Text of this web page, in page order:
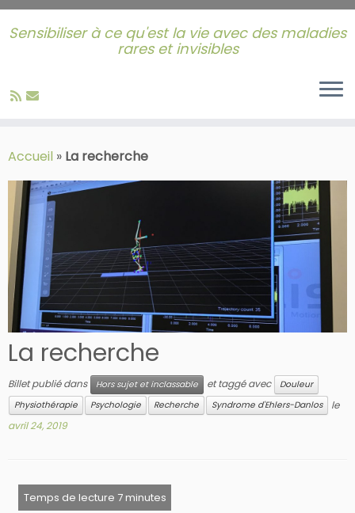
to
Sensibiliser à ce qu'est la vie avec des maladies
rares et invisibles
Accueil » La recherche
La recherche
Billet publié dans Hors sujet et inclassable et taggé avec
Douleur
Physiothérapie
Psychologie Recherche Syndrome d'Ehlers-Danlos
le
avril 24, 2019